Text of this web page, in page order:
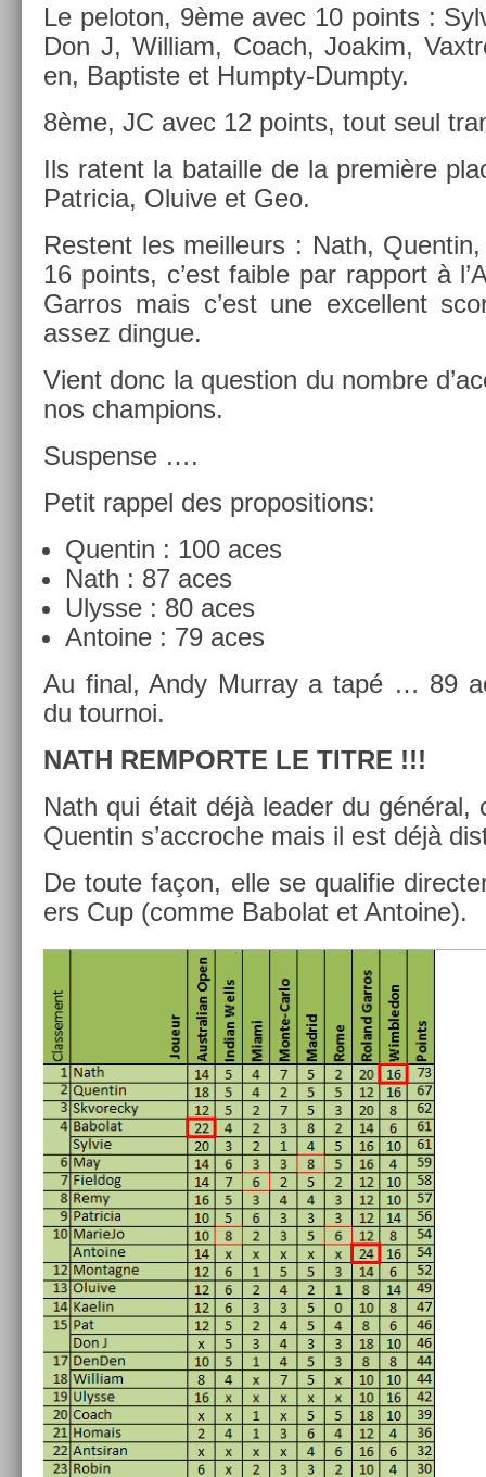
Le peloton, 9ème avec 10 points :
Don J, Wil­liam, Coach, Joakim,
en, Bap­tiste et Humpty-Dumpty.
8ème, JC avec 12 points, tout seul
Ils ratent la batail­le de la première
Pat­ricia, Oluive et Geo.
Re­stent les meil­leurs : Nath,
16 points, c’est faib­le par rap­port à
Garros mais c’est une ex­cel­lent
assez di­ngue.
Vient donc la ques­tion du nombre
nos champ­ions.
Sus­pen­se ….
Petit rap­pel des pro­posi­tions:
Quen­tin : 100 aces
Nath : 87 aces
Ulys­se : 80 aces
An­toine : 79 aces
Au final, Andy Mur­ray a tapé … 89
du tour­noi.
NATH RE­MPOR­TE LE TITRE !!!
Nath qui était déjà lead­er du général,
Quen­tin s’accroc­he mais il est déjà
De toute façon, elle se qualifie
ers Cup (comme Babolat et An­toine).